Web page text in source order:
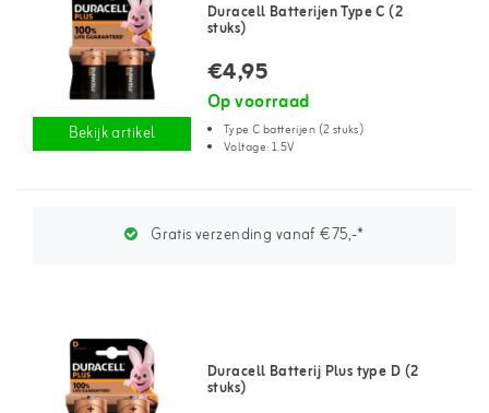
Bekijk artikel
Duracell Batterijen Type C (2
stuks)
€4,95
Op voorraad
Type C batterijen (2 stuks)
Voltage: 1.5V
Gratis verzending vanaf €75,-*
Duracell Batterij Plus type D (2
stuks)